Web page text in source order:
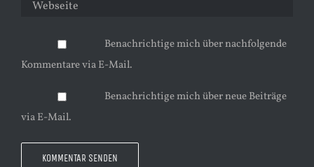
Benachrichtige mich über nachfolgende
Kommentare via E-Mail.
Benachrichtige mich über neue Beiträge
via E-Mail.